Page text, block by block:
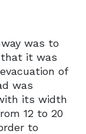
was to
it was
of
was
its width
12 to 20
to